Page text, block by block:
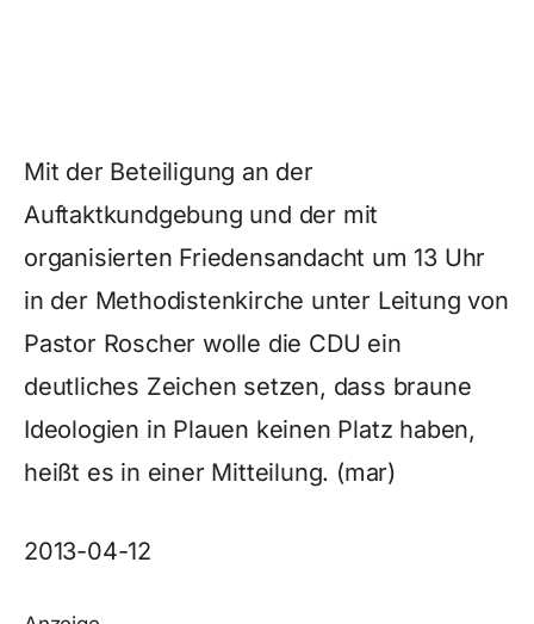
Mit der Beteiligung an der
Auftaktkundgebung und der mit
organisierten Friedensandacht um 13 Uhr
in der Methodistenkirche unter Leitung von
Pastor Roscher wolle die CDU ein
deutliches Zeichen setzen, dass braune
Ideologien in Plauen keinen Platz haben,
heißt es in einer Mitteilung. (mar)
2013-04-12